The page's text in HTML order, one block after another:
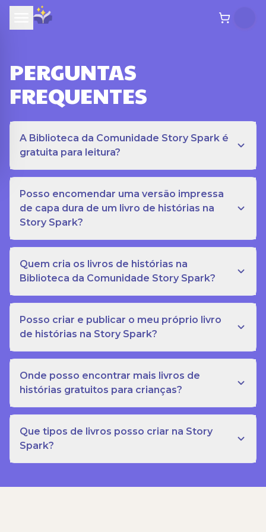
PERGUNTAS
FREQUENTES
A Biblioteca da Comunidade Story Spark é
gratuita para leitura?
Posso encomendar uma versão impressa
de capa dura de um livro de histórias na
Story Spark?
Quem cria os livros de histórias na
Biblioteca da Comunidade Story Spark?
Posso criar e publicar o meu próprio livro
de histórias na Story Spark?
Onde posso encontrar mais livros de
histórias gratuitos para crianças?
Que tipos de livros posso criar na Story
Spark?